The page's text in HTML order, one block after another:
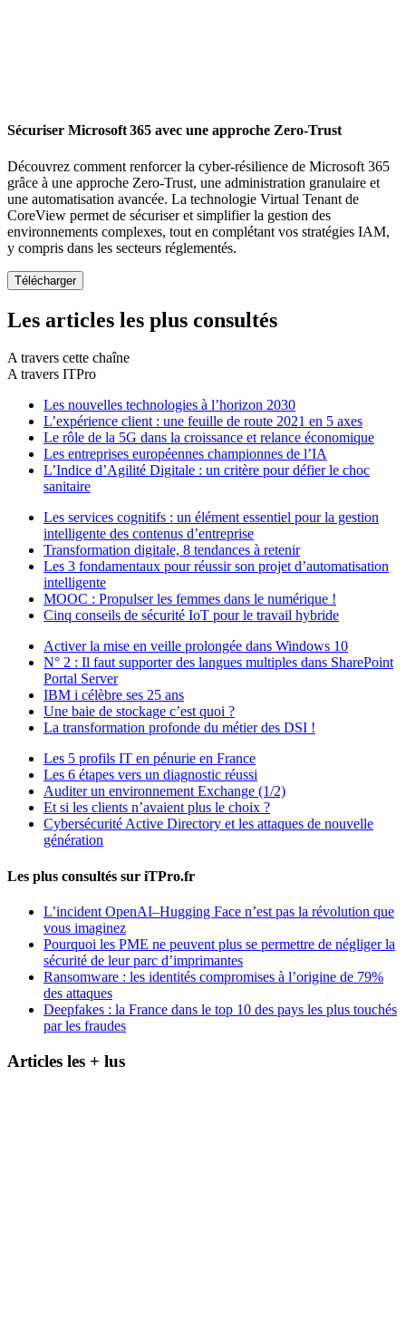
Sécuriser Microsoft 365 avec une approche Zero-Trust
Découvrez comment renforcer la cyber-résilience de Microsoft 365
grâce à une approche Zero-Trust, une administration granulaire et
une automatisation avancée. La technologie Virtual Tenant de
CoreView permet de sécuriser et simplifier la gestion des
environnements complexes, tout en complétant vos stratégies IAM,
y compris dans les secteurs réglementés.
Les articles les plus consultés
A travers cette chaîne
A travers ITPro
Les nouvelles technologies à l’horizon 2030
L’expérience client : une feuille de route 2021 en 5 axes
Le rôle de la 5G dans la croissance et relance économique
Les entreprises européennes championnes de l’IA
L’Indice d’Agilité Digitale : un critère pour défier le choc
sanitaire
Les services cognitifs : un élément essentiel pour la gestion
intelligente des contenus d’entreprise
Transformation digitale, 8 tendances à retenir
Les 3 fondamentaux pour réussir son projet d’automatisation
intelligente
MOOC : Propulser les femmes dans le numérique !
Cinq conseils de sécurité IoT pour le travail hybride
Activer la mise en veille prolongée dans Windows 10
N° 2 : Il faut supporter des langues multiples dans SharePoint
Portal Server
IBM i célèbre ses 25 ans
Une baie de stockage c’est quoi ?
La transformation profonde du métier des DSI !
Les 5 profils IT en pénurie en France
Les 6 étapes vers un diagnostic réussi
Auditer un environnement Exchange (1/2)
Et si les clients n’avaient plus le choix ?
Cybersécurité Active Directory et les attaques de nouvelle
génération
Les plus consultés sur iTPro.fr
L’incident OpenAI–Hugging Face n’est pas la révolution que
vous imaginez
Pourquoi les PME ne peuvent plus se permettre de négliger la
sécurité de leur parc d’imprimantes
Ransomware : les identités compromises à l’origine de 79%
des attaques
Deepfakes : la France dans le top 10 des pays les plus touchés
par les fraudes
Articles les + lus